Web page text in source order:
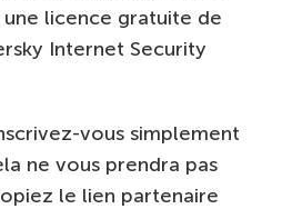
licence gratuite de
Internet Security
vous simplement
ne vous prendra pas
le lien partenaire